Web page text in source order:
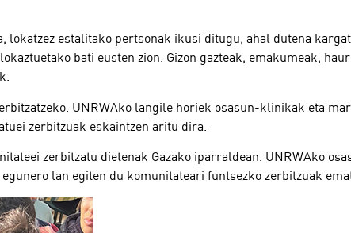
estalitako pertsonak ikusi ditugu, ahal dutena
bati eusten zion. Gizon gazteak, emakumeak,
UNRWAko langile horiek osasun-klinikak eta
zerbitzuak eskaintzen aritu dira.
zerbitzatu dietenak Gazako iparraldean. UNRWAko
lan egiten du komunitateari funtsezko zerbitzuak